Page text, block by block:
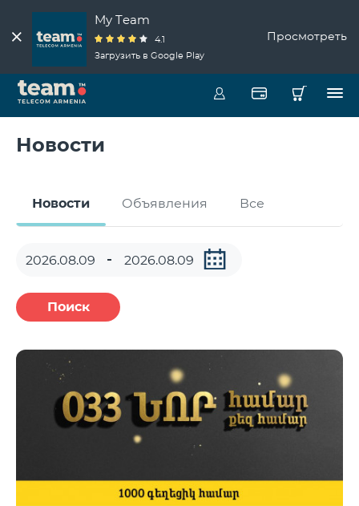
My Team
4.1
Загрузить в Google Play
Просмотреть
Новости
Новости Объявления Все
Поиск